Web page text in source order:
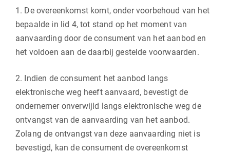
1. De overeenkomst komt, onder voorbehoud van het
bepaalde in lid 4, tot stand op het moment van
aanvaarding door de consument van het aanbod en
het voldoen aan de daarbij gestelde voorwaarden.
2. Indien de consument het aanbod langs
elektronische weg heeft aanvaard, bevestigt de
ondernemer onverwijld langs elektronische weg de
ontvangst van de aanvaarding van het aanbod.
Zolang de ontvangst van deze aanvaarding niet is
bevestigd, kan de consument de overeenkomst